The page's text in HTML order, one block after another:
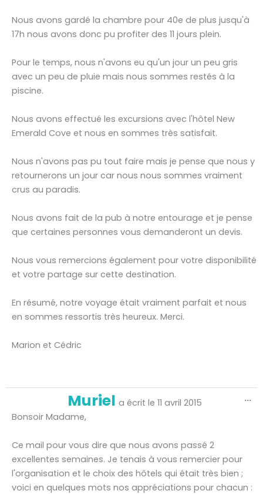
Nous avons gardé la chambre pour 40e de plus jusqu'à
17h nous avons donc pu profiter des 11 jours plein.
Pour le temps, nous n'avons eu qu'un jour un peu gris
avec un peu de pluie mais nous sommes restés à la
piscine.
Nous avons effectué les excursions avec l'hôtel New
Emerald Cove et nous en sommes très satisfait.
Nous n'avons pas pu tout faire mais je pense que nous y
retournerons un jour car nous nous sommes vraiment
crus au paradis.
Nous avons fait de la pub à notre entourage et je pense
que certaines personnes vous demanderont un devis.
Nous vous remercions également pour votre disponibilité
et votre partage sur cette destination.
En résumé, notre voyage était vraiment parfait et nous
en sommes ressortis très heureux. Merci.
Marion et Cédric
Muriel a écrit le 11 avril 2015
Bonsoir Madame,
Ce mail pour vous dire que nous avons passé 2
excellentes semaines. Je tenais à vous remercier pour
l'organisation et le choix des hôtels qui était très bien ;
voici en quelques mots nos appréciations pour chacun :
...